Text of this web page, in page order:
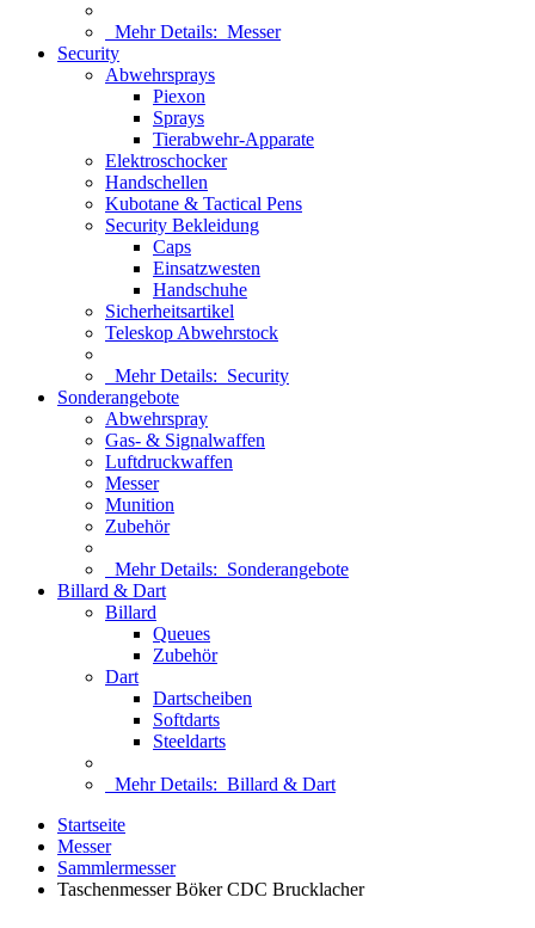
Mehr Details: Messer
Security
Abwehrsprays
Piexon
Sprays
Tierabwehr-Apparate
Elektroschocker
Handschellen
Kubotane & Tactical Pens
Security Bekleidung
Caps
Einsatzwesten
Handschuhe
Sicherheitsartikel
Teleskop Abwehrstock
Mehr Details: Security
Sonderangebote
Abwehrspray
Gas- & Signalwaffen
Luftdruckwaffen
Messer
Munition
Zubehör
Mehr Details: Sonderangebote
Billard & Dart
Billard
Queues
Zubehör
Dart
Dartscheiben
Softdarts
Steeldarts
Mehr Details: Billard & Dart
Startseite
Messer
Sammlermesser
Taschenmesser Böker CDC Brucklacher